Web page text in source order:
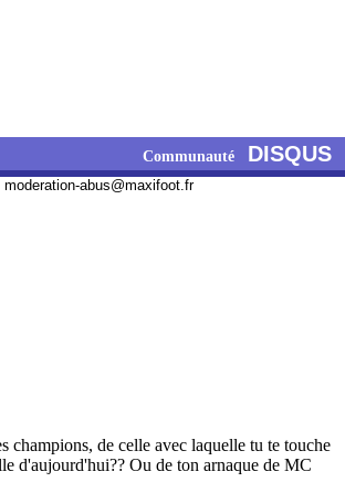
Communauté DISQUS
moderation-abus@maxifoot.fr